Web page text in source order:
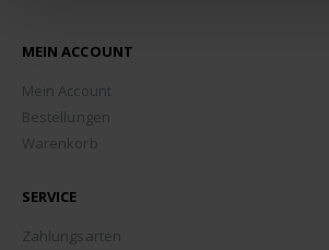
MEIN ACCOUNT
Mein Account
Bestellungen
Warenkorb
SERVICE
Zahlungsarten